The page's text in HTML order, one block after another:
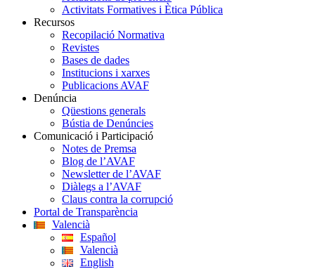
Activitats Formatives i Ètica Pública
Recursos
Recopilació Normativa
Revistes
Bases de dades
Institucions i xarxes
Publicacions AVAF
Denúncia
Qüestions generals
Bústia de Denúncies
Comunicació i Participació
Notes de Premsa
Blog de l’AVAF
Newsletter de l’AVAF
Diàlegs a l’AVAF
Claus contra la corrupció
Portal de Transparència
Valencià
Español
Valencià
English